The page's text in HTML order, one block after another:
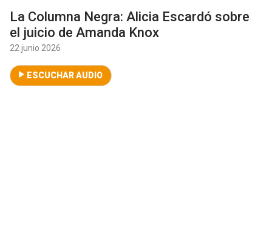
La Columna Negra: Alicia Escardó sobre
el juicio de Amanda Knox
22 junio 2026
ESCUCHAR AUDIO